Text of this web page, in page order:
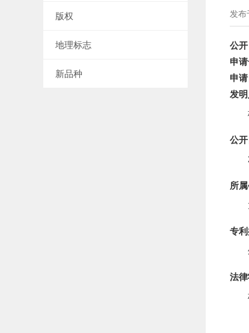
版权
地理标志
新品种
发
公
申
申
发
公
所
专
法